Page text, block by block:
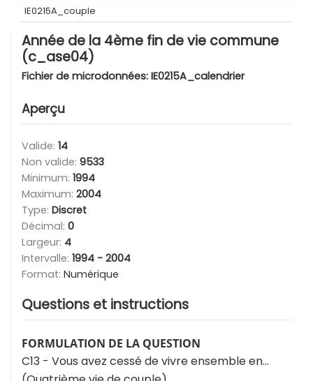
IE0215A_couple
Année de la 4ème fin de vie commune
(c_ase04)
Fichier de microdonnées: IE0215A_calendrier
Aperçu
Valide: 14
Non valide: 9533
Minimum: 1994
Maximum: 2004
Type: Discret
Décimal: 0
Largeur: 4
Intervalle: 1994 - 2004
Format: Numérique
Questions et instructions
FORMULATION DE LA QUESTION
C13 - Vous avez cessé de vivre ensemble en...